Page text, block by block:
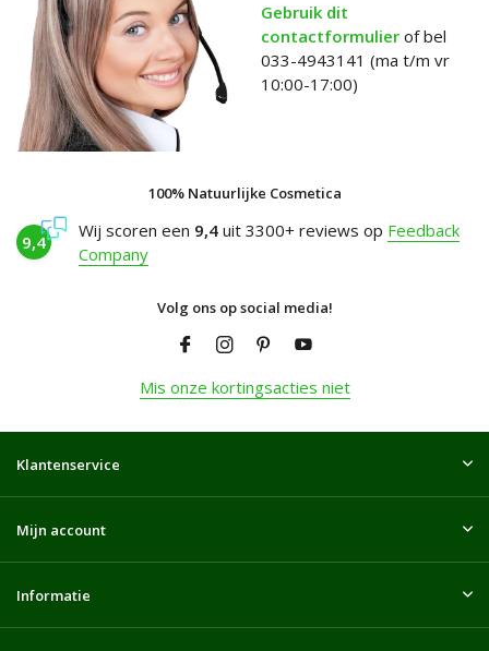
Gebruik dit
contactformulier of bel
033-4943141 (ma t/m vr
10:00-17:00)
100% Natuurlijke Cosmetica
9,4
Wij scoren een 9,4 uit 3300+ reviews op Feedback
Company
Volg ons op social media!
Mis onze kortingsacties niet
Klantenservice
Mijn account
Informatie